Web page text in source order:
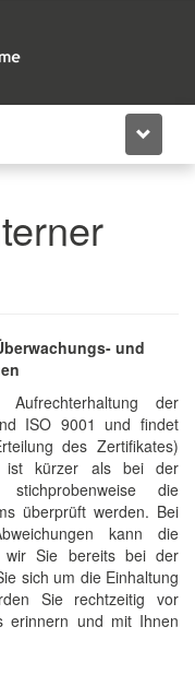
+49 2381 304486-13
und
der
ISO 9001 und findet
des Zertifikates)
ist kürzer als bei der
die
überprüft werden. Bei
kann die
wir Sie bereits bei der
sich um die Einhaltung
Sie rechtzeitig vor
erinnern und mit Ihnen